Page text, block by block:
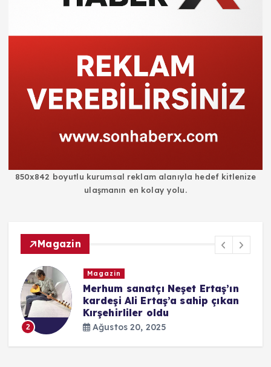
850x842 boyutlu kurumsal reklam alanıyla hedef kitlenize
ulaşmanın en kolay yolu.
Magazin
2
Magazin
Merhum sanatçı Neşet Ertaş’ın
kardeşi Ali Ertaş’a sahip çıkan
Kırşehirliler oldu
Ağustos 20, 2025